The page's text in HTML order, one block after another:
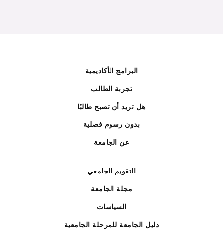
البرامج الأكاديمية
تجربة الطالب
هل تريد أن تصبح طالبًا
بدون رسوم فصلية
عن الجامعة
التقويم الجامعي
مجلة الجامعة
السياسات
دليل الجامعة للمرحلة الجامعية